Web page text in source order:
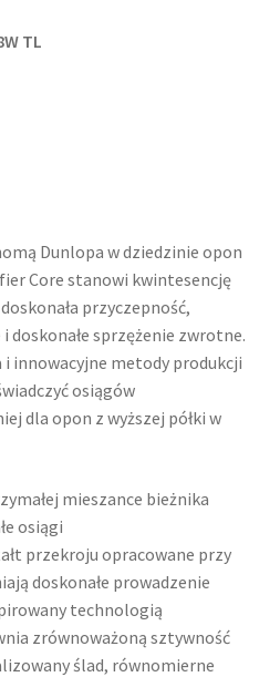
TL
Dunlopa w dziedzinie opon
Core stanowi kwintesencję
przyczepność,
doskonałe sprzężenie zwrotne.
innowacyjne metody produkcji
osiągów
dla opon z wyższej półki w
mieszance bieżnika
osiągi
przekroju opracowane przy
doskonałe prowadzenie
technologią
zrównoważoną sztywność
ślad, równomierne